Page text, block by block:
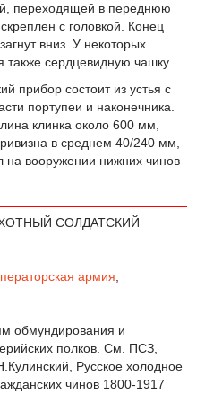
переходящей в переднюю
с головкой. Конец
вниз. У некоторых
также сердцевидную чашку.
прибор состоит из устья с
портупеи и наконечника.
клинка около 600 мм,
в среднем 40/240 мм,
на вооружении нижних чинов
СОЛДАТСКИЙ
армия
обмундирования и
полков. См. ПСЗ,
Русское холодное
чинов 1800-1917